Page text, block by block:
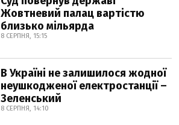
Жовтневий палац вартістю
близько мільярда
8 СЕРПНЯ, 15:15
В Україні не залишилося жодної
неушкодженої електростанції –
Зеленський
8 СЕРПНЯ, 14:10